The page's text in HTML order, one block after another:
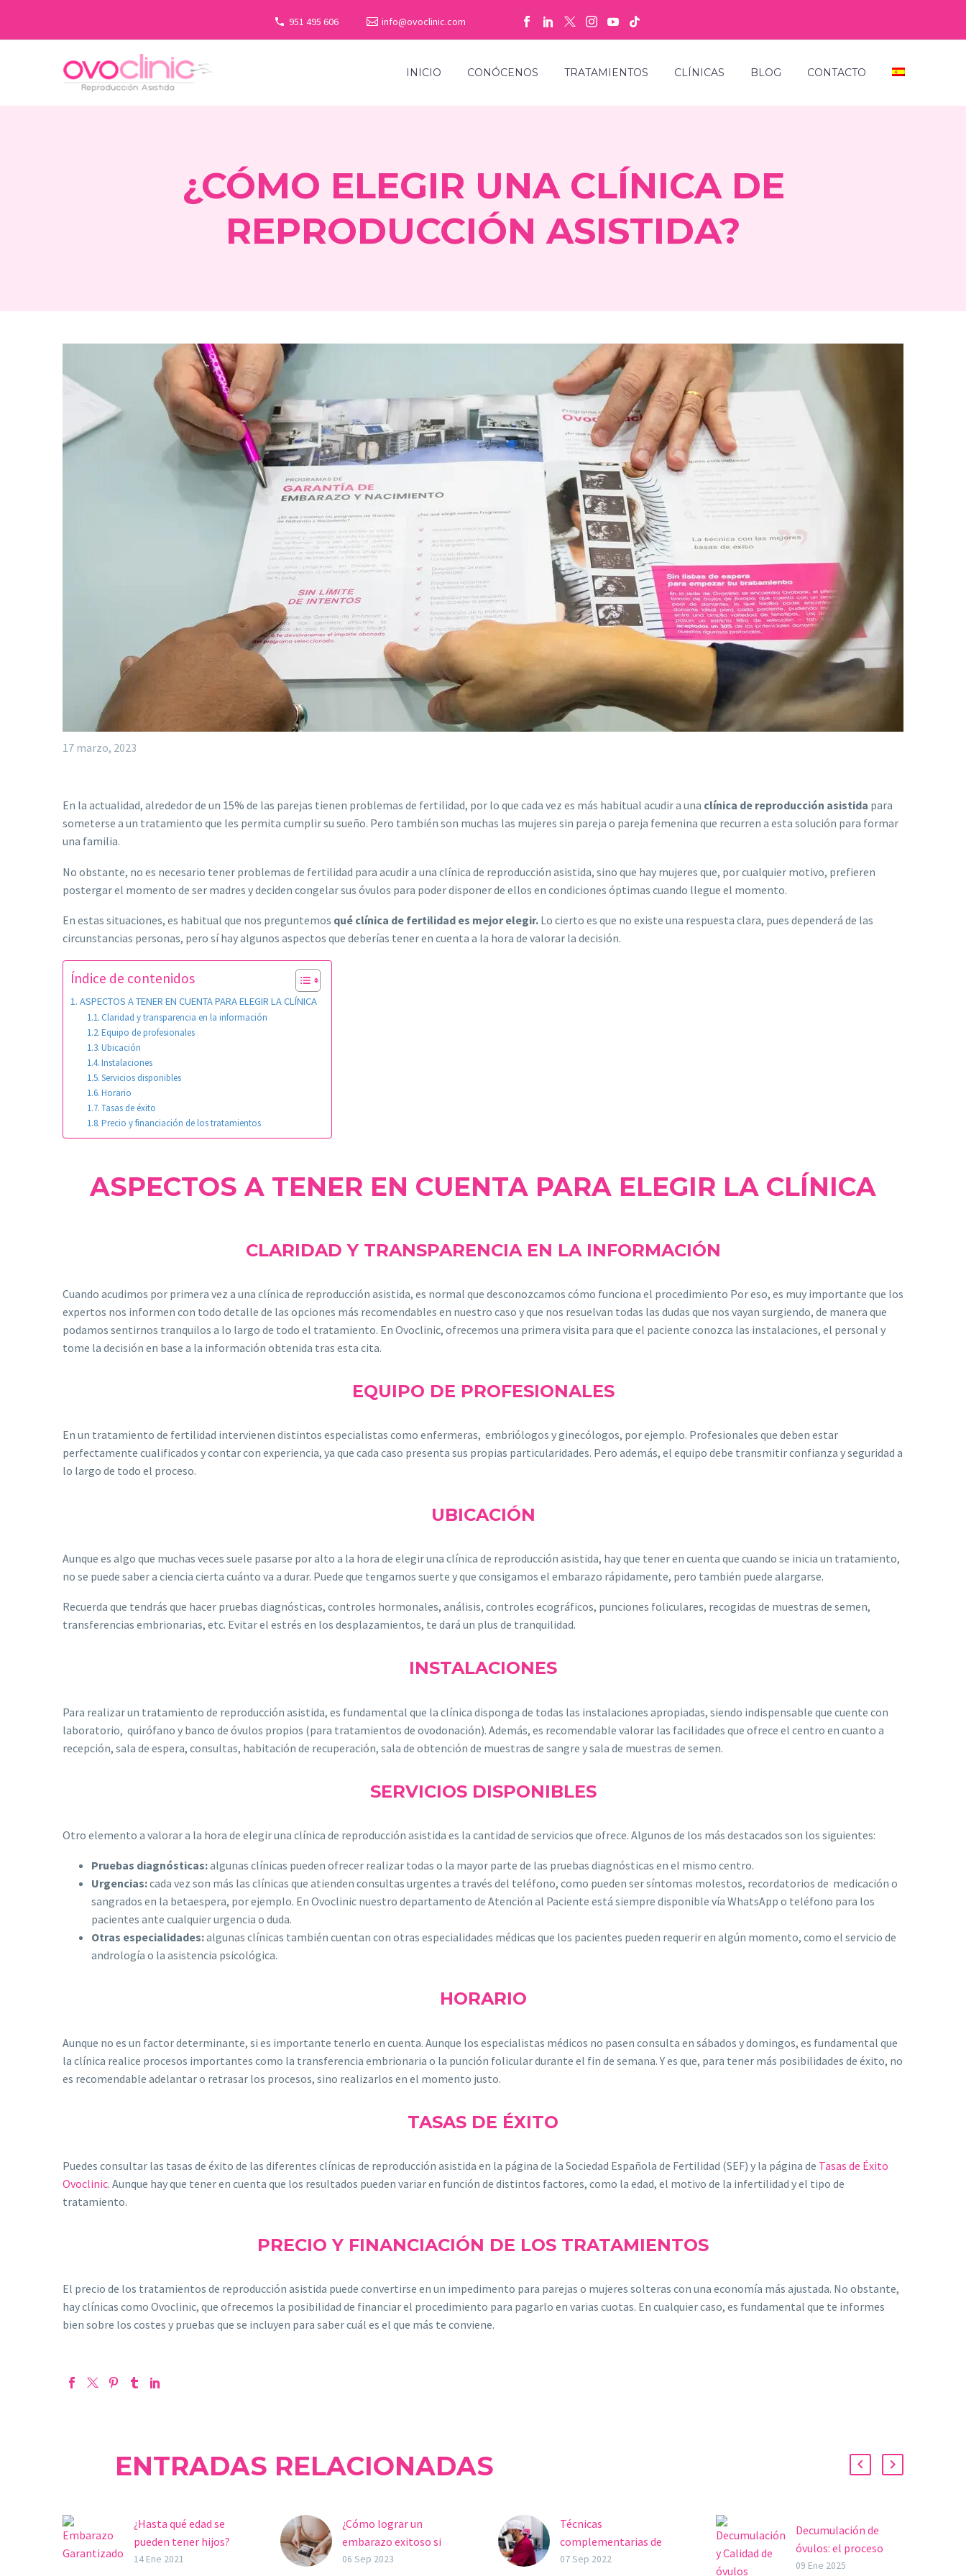
951 495 606 info@ovoclinic.com
INICIO CONÓCENOS TRATAMIENTOS CLÍNICAS BLOG CONTACTO
¿CÓMO ELEGIR UNA CLÍNICA DE
REPRODUCCIÓN ASISTIDA?
17 marzo, 2023
En la actualidad, alrededor de un 15% de las parejas tienen problemas de fertilidad, por lo que cada vez es más habitual acudir a una clínica de reproducción asistida para
someterse a un tratamiento que les permita cumplir su sueño. Pero también son muchas las mujeres sin pareja o pareja femenina que recurren a esta solución para formar
una familia.
No obstante, no es necesario tener problemas de fertilidad para acudir a una clínica de reproducción asistida, sino que hay mujeres que, por cualquier motivo, prefieren
postergar el momento de ser madres y deciden congelar sus óvulos para poder disponer de ellos en condiciones óptimas cuando llegue el momento.
En estas situaciones, es habitual que nos preguntemos qué clínica de fertilidad es mejor elegir. Lo cierto es que no existe una respuesta clara, pues dependerá de las
circunstancias personas, pero sí hay algunos aspectos que deberías tener en cuenta a la hora de valorar la decisión.
Índice de contenidos
ASPECTOS A TENER EN CUENTA PARA ELEGIR LA CLÍNICA
Claridad y transparencia en la información
Equipo de profesionales
Ubicación
Instalaciones
Servicios disponibles
Horario
Tasas de éxito
Precio y financiación de los tratamientos
ASPECTOS A TENER EN CUENTA PARA ELEGIR LA CLÍNICA
CLARIDAD Y TRANSPARENCIA EN LA INFORMACIÓN
Cuando acudimos por primera vez a una clínica de reproducción asistida, es normal que desconozcamos cómo funciona el procedimiento Por eso, es muy importante que los
expertos nos informen con todo detalle de las opciones más recomendables en nuestro caso y que nos resuelvan todas las dudas que nos vayan surgiendo, de manera que
podamos sentirnos tranquilos a lo largo de todo el tratamiento. En Ovoclinic, ofrecemos una primera visita para que el paciente conozca las instalaciones, el personal y
tome la decisión en base a la información obtenida tras esta cita.
EQUIPO DE PROFESIONALES
En un tratamiento de fertilidad intervienen distintos especialistas como enfermeras, embriólogos y ginecólogos, por ejemplo. Profesionales que deben estar
perfectamente cualificados y contar con experiencia, ya que cada caso presenta sus propias particularidades. Pero además, el equipo debe transmitir confianza y seguridad a
lo largo de todo el proceso.
UBICACIÓN
Aunque es algo que muchas veces suele pasarse por alto a la hora de elegir una clínica de reproducción asistida, hay que tener en cuenta que cuando se inicia un tratamiento,
no se puede saber a ciencia cierta cuánto va a durar. Puede que tengamos suerte y que consigamos el embarazo rápidamente, pero también puede alargarse.
Recuerda que tendrás que hacer pruebas diagnósticas, controles hormonales, análisis, controles ecográficos, punciones foliculares, recogidas de muestras de semen,
transferencias embrionarias, etc. Evitar el estrés en los desplazamientos, te dará un plus de tranquilidad.
INSTALACIONES
Para realizar un tratamiento de reproducción asistida, es fundamental que la clínica disponga de todas las instalaciones apropiadas, siendo indispensable que cuente con
laboratorio, quirófano y banco de óvulos propios (para tratamientos de ovodonación). Además, es recomendable valorar las facilidades que ofrece el centro en cuanto a
recepción, sala de espera, consultas, habitación de recuperación, sala de obtención de muestras de sangre y sala de muestras de semen.
SERVICIOS DISPONIBLES
Otro elemento a valorar a la hora de elegir una clínica de reproducción asistida es la cantidad de servicios que ofrece. Algunos de los más destacados son los siguientes:
Pruebas diagnósticas:algunas clínicas pueden ofrecer realizar todas o la mayor parte de las pruebas diagnósticas en el mismo centro.
Urgencias:cada vez son más las clínicas que atienden consultas urgentes a través del teléfono, como pueden ser síntomas molestos, recordatorios de medicación o
sangrados en la betaespera, por ejemplo. En Ovoclinic nuestro departamento de Atención al Paciente está siempre disponible vía WhatsApp o teléfono para los
pacientes ante cualquier urgencia o duda.
Otras especialidades:algunas clínicas también cuentan con otras especialidades médicas que los pacientes pueden requerir en algún momento, como el servicio de
andrología o la asistencia psicológica.
HORARIO
Aunque no es un factor determinante, si es importante tenerlo en cuenta. Aunque los especialistas médicos no pasen consulta en sábados y domingos, es fundamental que
la clínica realice procesos importantes como la transferencia embrionaria o la punción folicular durante el fin de semana. Y es que, para tener más posibilidades de éxito, no
es recomendable adelantar o retrasar los procesos, sino realizarlos en el momento justo.
TASAS DE ÉXITO
Puedes consultar las tasas de éxito de las diferentes clínicas de reproducción asistida en la página de la Sociedad Española de Fertilidad (SEF) y la página de Tasas de Éxito
Ovoclinic. Aunque hay que tener en cuenta que los resultados pueden variar en función de distintos factores, como la edad, el motivo de la infertilidad y el tipo de
tratamiento.
PRECIO Y FINANCIACIÓN DE LOS TRATAMIENTOS
El precio de los tratamientos de reproducción asistida puede convertirse en un impedimento para parejas o mujeres solteras con una economía más ajustada. No obstante,
hay clínicas como Ovoclinic, que ofrecemos la posibilidad de financiar el procedimiento para pagarlo en varias cuotas. En cualquier caso, es fundamental que te informes
bien sobre los costes y pruebas que se incluyen para saber cuál es el que más te conviene.
ENTRADAS RELACIONADAS
¿Hasta qué edad se
pueden tener hijos?
El ritmo y estilo de vida
14 Ene 2021
¿Cómo lograr un
embarazo exitoso si
tengo trombofilia?
06 Sep 2023
Técnicas
complementarias de
reproducción asistida
07 Sep 2022
Decumulación de
óvulos: el proceso
invisible que
09 Ene 2025